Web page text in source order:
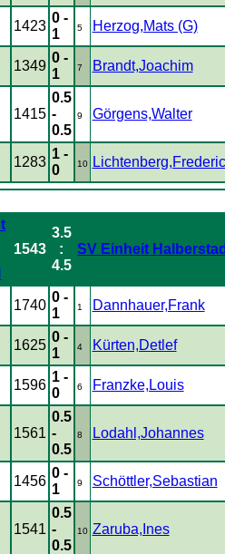
1423
0 -
1
5 Herzog,Mats (G)
1349
0 -
1
7 Brandt,Joachim
1415
0.5
-
0.5
9 Görgens,Walter
1283
1 -
0
10
1543
3.5
:
4.5
SV Einheit
1740
0 -
1
1 Dannhauer,Frank
1625
0 -
1
4 Kürten,Detlef
1596
1 -
0
6 Franzke,Louis
1561
0.5
-
0.5
8 Lodahl,Johannes
1456
0 -
1
9 Schöttler,Sebastian
1541
0.5
-
0.5
10 Zaruba,Ines